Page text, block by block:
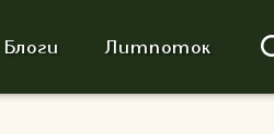
Блоги Литпоток